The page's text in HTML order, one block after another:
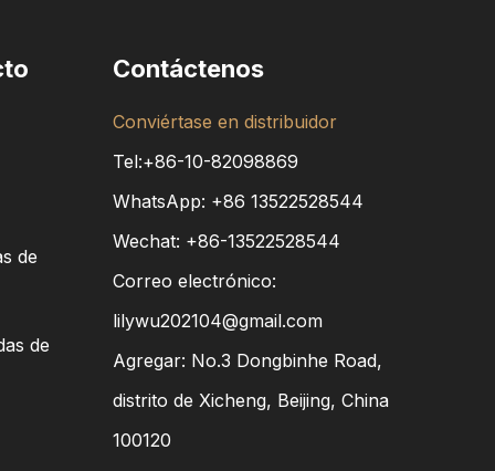
de
de
Contáctenos
Conviértase en distribuidor
Tel:+86-10-82098869
WhatsApp: +86 13522528544
Wechat: +86-13522528544
Correo electrónico:
lilywu202104@gmail.com
Agregar: No.3 Dongbinhe Road,
distrito de Xicheng, Beijing, China
100120